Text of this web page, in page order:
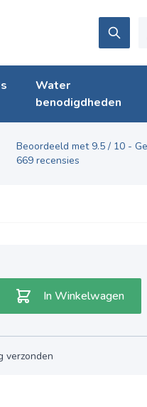
Zoek
Water
benodigdheden
Beoordeeld met 9.5 / 10 -
669 recensies
In Winkelwagen
verzonden